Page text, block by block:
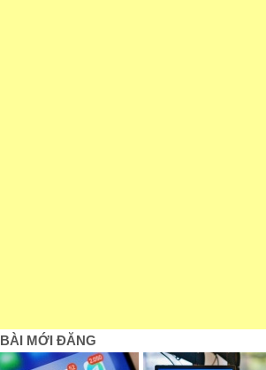
BÀI MỚI ĐĂNG